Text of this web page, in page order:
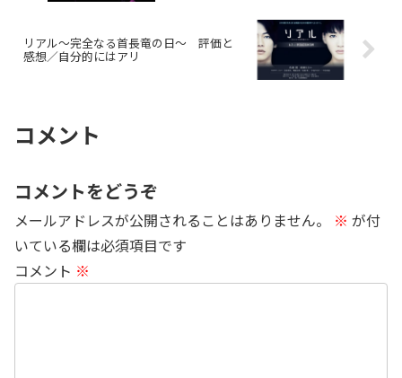
リアル～完全なる首長竜の日～ 評価と
感想／自分的にはアリ
コメント
コメントをどうぞ
メールアドレスが公開されることはありません。 ※ が付
いている欄は必須項目です
コメント ※